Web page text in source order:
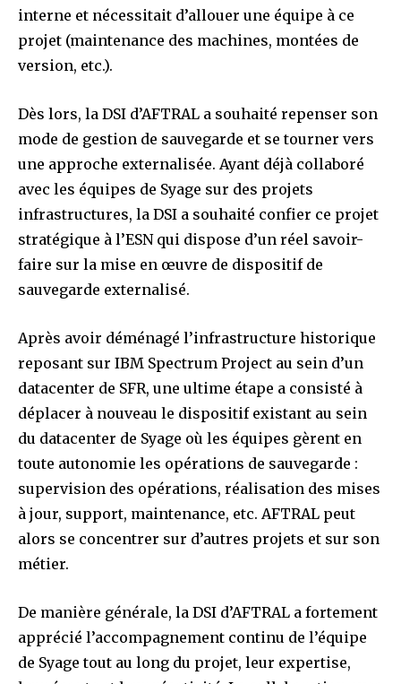
interne et nécessitait d’allouer une équipe à ce
projet (maintenance des machines, montées de
version, etc.).
Dès lors, la DSI d’AFTRAL a souhaité repenser son
mode de gestion de sauvegarde et se tourner vers
une approche externalisée. Ayant déjà collaboré
avec les équipes de Syage sur des projets
infrastructures, la DSI a souhaité confier ce projet
stratégique à l’ESN qui dispose d’un réel savoir-
faire sur la mise en œuvre de dispositif de
sauvegarde externalisé.
Après avoir déménagé l’infrastructure historique
reposant sur IBM Spectrum Project au sein d’un
datacenter de SFR, une ultime étape a consisté à
déplacer à nouveau le dispositif existant au sein
du datacenter de Syage où les équipes gèrent en
toute autonomie les opérations de sauvegarde :
supervision des opérations, réalisation des mises
à jour, support, maintenance, etc. AFTRAL peut
alors se concentrer sur d’autres projets et sur son
métier.
De manière générale, la DSI d’AFTRAL a fortement
apprécié l’accompagnement continu de l’équipe
de Syage tout au long du projet, leur expertise,